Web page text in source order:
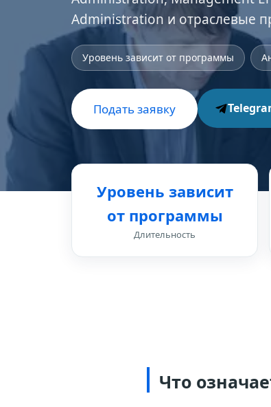
Administration и отраслевые
Уровень зависит от программы
Подать заявку
Уровень зависит
от программы
Длительность
Что